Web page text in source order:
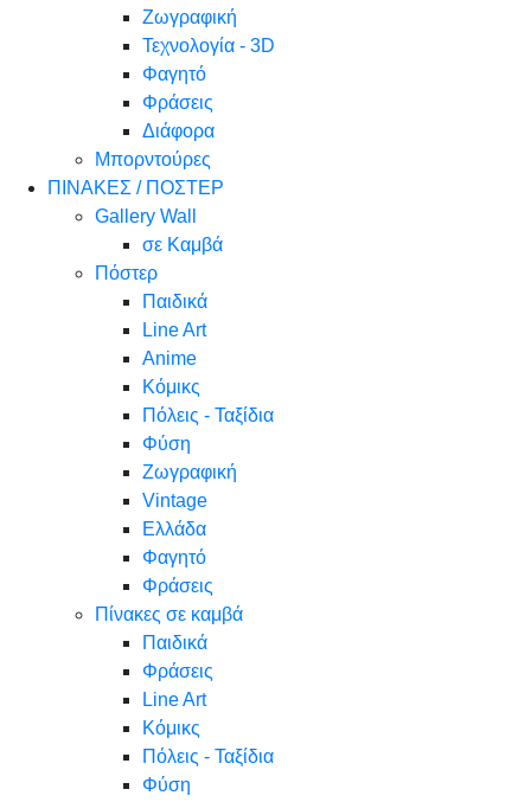
Ζωγραφική
Τεχνολογία - 3D
Φαγητό
Φράσεις
Διάφορα
Μπορντούρες
ΠΙΝΑΚΕΣ / ΠΟΣΤΕΡ
Gallery Wall
σε Καμβά
Πόστερ
Παιδικά
Line Art
Anime
Κόμικς
Πόλεις - Ταξίδια
Φύση
Ζωγραφική
Vintage
Ελλάδα
Φαγητό
Φράσεις
Πίνακες σε καμβά
Παιδικά
Φράσεις
Line Art
Κόμικς
Πόλεις - Ταξίδια
Φύση